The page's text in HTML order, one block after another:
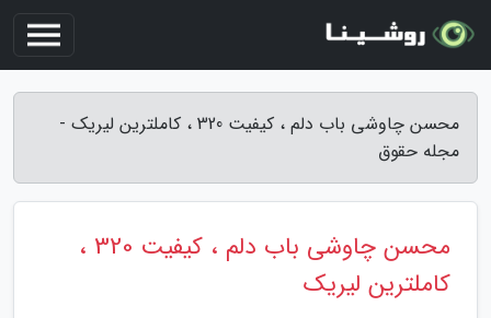
محسن چاوشی باب دلم ، کیفیت 320 ، کاملترین لیریک -
مجله حقوق
محسن چاوشی باب دلم ، کیفیت 320 ،
کاملترین لیریک